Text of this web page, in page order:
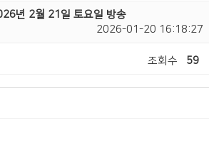
년 2월 21일 토요일 방송
2026-01-20 16:18:27
조회수 59